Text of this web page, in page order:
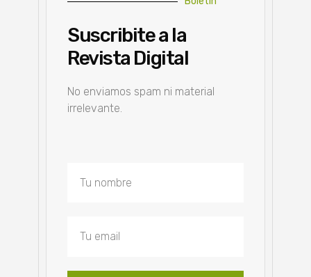
Suscribite a la
Revista Digital
No enviamos spam ni material
irrelevante.